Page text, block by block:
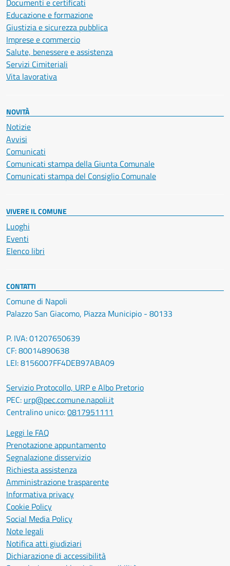
Documenti e certificati
Educazione e formazione
Giustizia e sicurezza pubblica
Imprese e commercio
Salute, benessere e assistenza
Servizi Cimiteriali
Vita lavorativa
NOVITÀ
Notizie
Avvisi
Comunicati
Comunicati stampa della Giunta Comunale
Comunicati stampa del Consiglio Comunale
VIVERE IL COMUNE
Luoghi
Eventi
Elenco libri
CONTATTI
Comune di Napoli
Palazzo San Giacomo, Piazza Municipio - 80133
P. IVA: 01207650639
CF: 80014890638
LEI: 8156007FF4DEB97ABA09
Servizio Protocollo, URP e Albo Pretorio
PEC: urp@pec.comune.napoli.it
Centralino unico:0817951111
Leggi le FAQ
Prenotazione appuntamento
Segnalazione disservizio
Richiesta assistenza
Amministrazione trasparente
Informativa privacy
Cookie Policy
Social Media Policy
Note legali
Notifica atti giudiziari
Dichiarazione di accessibilità